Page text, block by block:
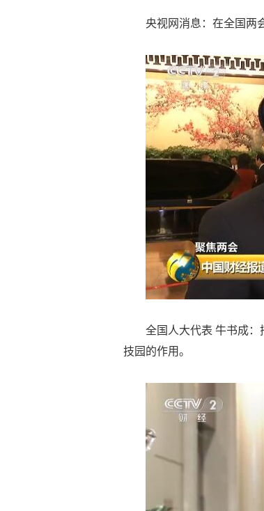
央视网消息：在全国两
全国人大代表 牛书成
技园的作用。